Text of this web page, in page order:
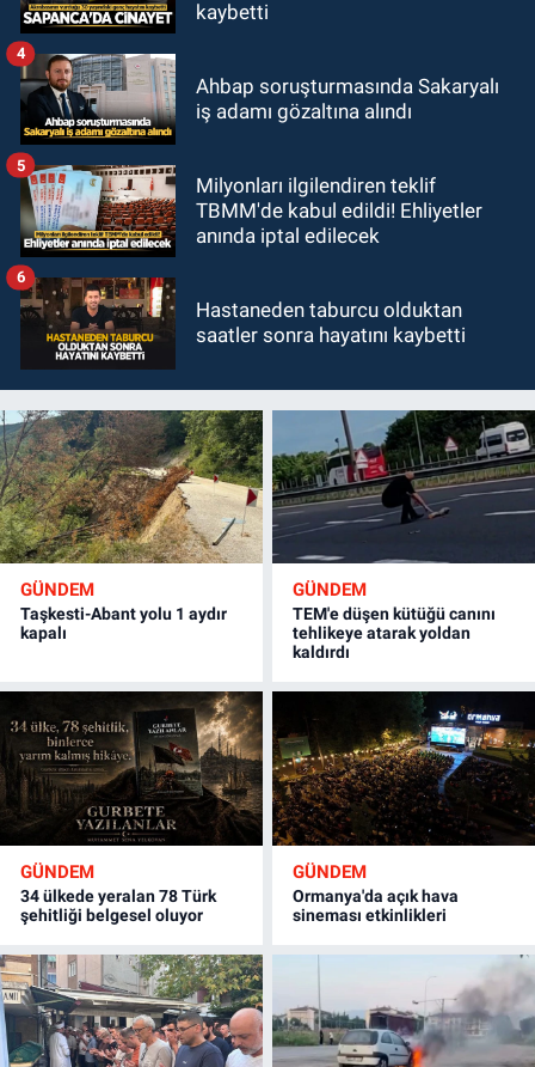
kaybetti
Ahbap soruşturmasında Sakaryalı
iş adamı gözaltına alındı
4
Milyonları ilgilendiren teklif
TBMM'de kabul edildi! Ehliyetler
anında iptal edilecek
5
Hastaneden taburcu olduktan
saatler sonra hayatını kaybetti
6
GÜNDEM
Taşkesti-Abant yolu 1 aydır
kapalı
GÜNDEM
TEM'e düşen kütüğü canını
tehlikeye atarak yoldan
kaldırdı
GÜNDEM
34 ülkede yeralan 78 Türk
şehitliği belgesel oluyor
GÜNDEM
Ormanya'da açık hava
sineması etkinlikleri